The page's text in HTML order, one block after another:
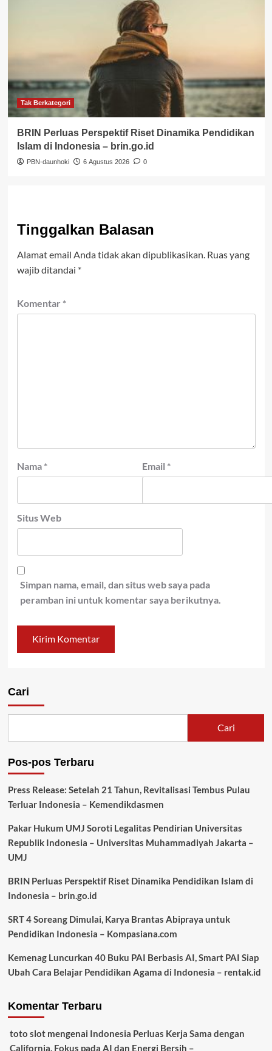
Tak Berkategori
BRIN Perluas Perspektif Riset Dinamika Pendidikan
Islam di Indonesia – brin.go.id
PBN-daunhoki 6 Agustus 2026 0
Tinggalkan Balasan
Alamat email Anda tidak akan dipublikasikan. Ruas yang
wajib ditandai *
Komentar *
Nama * Email *
Situs Web
Simpan nama, email, dan situs web saya pada
peramban ini untuk komentar saya berikutnya.
Cari
Cari
Pos-pos Terbaru
Press Release: Setelah 21 Tahun, Revitalisasi Tembus Pulau
Terluar Indonesia – Kemendikdasmen
Pakar Hukum UMJ Soroti Legalitas Pendirian Universitas
Republik Indonesia – Universitas Muhammadiyah Jakarta –
UMJ
BRIN Perluas Perspektif Riset Dinamika Pendidikan Islam di
Indonesia – brin.go.id
SRT 4 Soreang Dimulai, Karya Brantas Abipraya untuk
Pendidikan Indonesia – Kompasiana.com
Kemenag Luncurkan 40 Buku PAI Berbasis AI, Smart PAI Siap
Ubah Cara Belajar Pendidikan Agama di Indonesia – rentak.id
Komentar Terbaru
toto slotmengenai Indonesia Perluas Kerja Sama dengan
California, Fokus pada AI dan Energi Bersih –